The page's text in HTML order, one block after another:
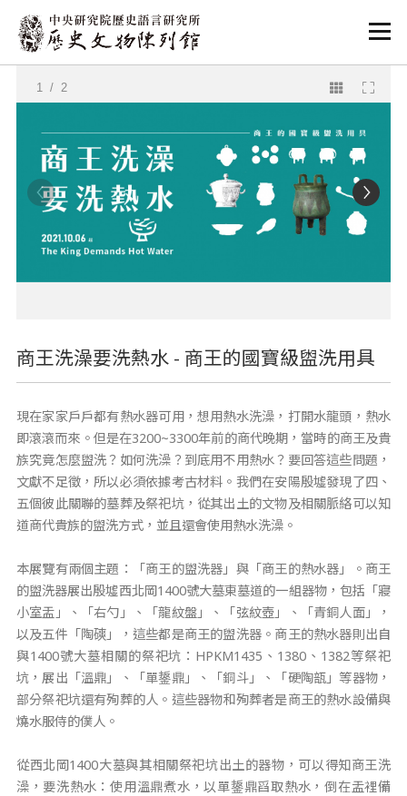
:::
:::
1/ 2
商王洗澡要洗熱水 - 商王的國寶級盥洗用具
現在家家戶戶都有熱水器可用，想用熱水洗澡，打開水龍頭，熱水
即滾滾而來。但是在3200~3300年前的商代晚期，當時的商王及貴
族究竟怎麼盥洗？如何洗澡？到底用不用熱水？要回答這些問題，
文獻不足徵，所以必須依據考古材料。我們在安陽殷墟發現了四、
五個彼此關聯的墓葬及祭祀坑，從其出土的文物及相關脈絡可以知
道商代貴族的盥洗方式，並且還會使用熱水洗澡。
本展覽有兩個主題：「商王的盥洗器」與「商王的熱水器」。商王
的盥洗器展出殷墟西北岡1400號大墓東墓道的一組器物，包括「寢
小室盂」、「右勺」、「龍紋盤」、「弦紋壺」、「青銅人面」，
以及五件「陶磢」，這些都是商王的盥洗器。商王的熱水器則出自
與1400號大墓相關的祭祀坑：HPKM1435、1380、1382等祭祀
坑，展出「溫鼎」、「單鋬鼎」、「銅斗」、「硬陶瓿」等器物，
部分祭祀坑還有殉葬的人。這些器物和殉葬者是商王的熱水設備與
燒水服侍的僕人。
從西北岡1400大墓與其相關祭祀坑出土的器物，可以得知商王洗
澡，要洗熱水：使用溫鼎煮水，以單鋬鼎舀取熱水，倒在盂裡備